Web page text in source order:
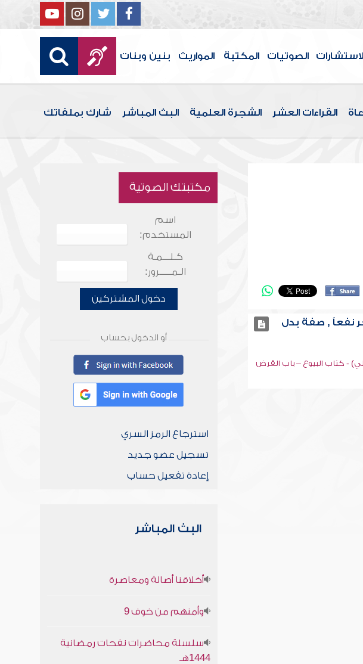
الصوتيات المكتبة المواريث بنين وبنات
القراءات العشر الشجرة العلمية البث المباشر شارك بملفاتك
نفعاً , صفة بدل
- كتاب البيوع – باب القرض
مكتبتك الصوتية
اسم
المستخدم:
كـلـــمـة
الـمـــــرور:
دخول المشتركين
أو الدخول بحساب
استرجاع الرمز السري
تسجيل عضو جديد
إعادة تفعيل حساب
البث المباشر
أخلاقنا أصالة ومعاصرة
وأمنهم من خوف 9
سلسلة محاضرات نفحات رمضانية
1444هـ